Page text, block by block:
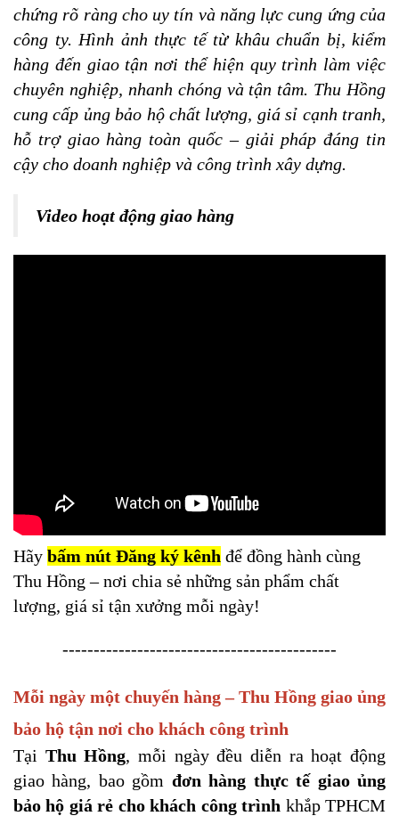
chứng rõ ràng cho uy tín và năng lực cung ứng của
công ty. Hình ảnh thực tế từ khâu chuẩn bị, kiểm
hàng đến giao tận nơi thể hiện quy trình làm việc
chuyên nghiệp, nhanh chóng và tận tâm. Thu Hồng
cung cấp ủng bảo hộ chất lượng, giá sỉ cạnh tranh,
hỗ trợ giao hàng toàn quốc – giải pháp đáng tin
cậy cho doanh nghiệp và công trình xây dựng.
Video hoạt động giao hàng
Hãy bấm nút Đăng ký kênh để đồng hành cùng
Thu Hồng – nơi chia sẻ những sản phẩm chất
lượng, giá sỉ tận xưởng mỗi ngày!
--------------------------------------------
Mỗi ngày một chuyến hàng – Thu Hồng giao ủng
bảo hộ tận nơi cho khách công trình
Tại Thu Hồng, mỗi ngày đều diễn ra hoạt động
giao hàng, bao gồm đơn hàng thực tế giao ủng
bảo hộ giá rẻ cho khách công trình khắp TPHCM